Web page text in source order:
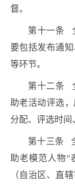
督。
第十一条
要包括发布通
等环节。
第十二条
助老活动评选
分配、评选时间
第十三条
助老模范人物”
（自治区、直